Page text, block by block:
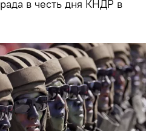
в честь дня КНДР в